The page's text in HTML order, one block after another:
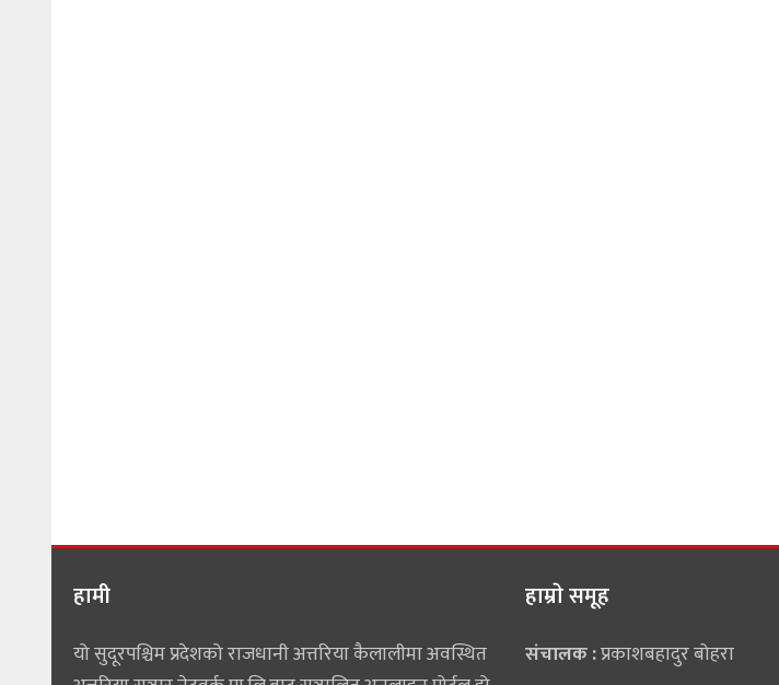
हामी
यो सुदूरपश्चिम प्रदेशको राजधानी अत्तरिया कैलालीमा अवस्थित
हाम्राे समूह
संचालक :प्रकाशबहादुर बोहरा